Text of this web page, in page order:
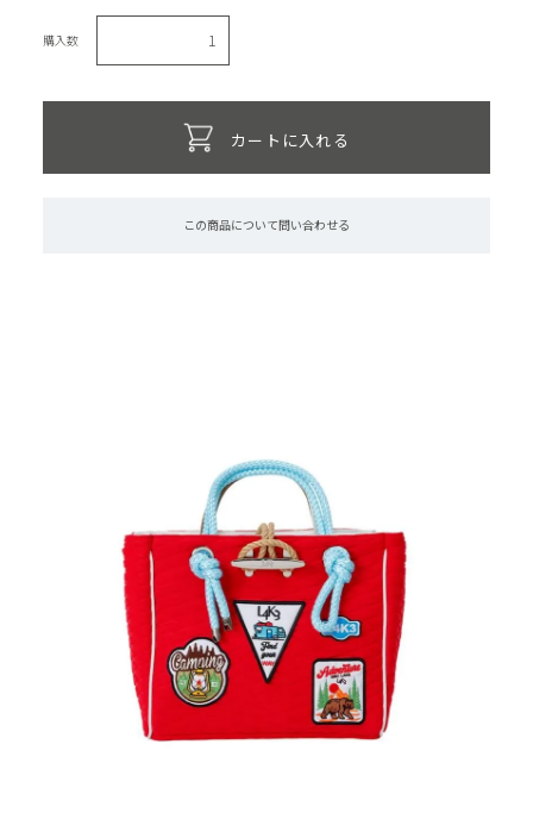
購入数
カートに入れる
この商品について問い合わせる